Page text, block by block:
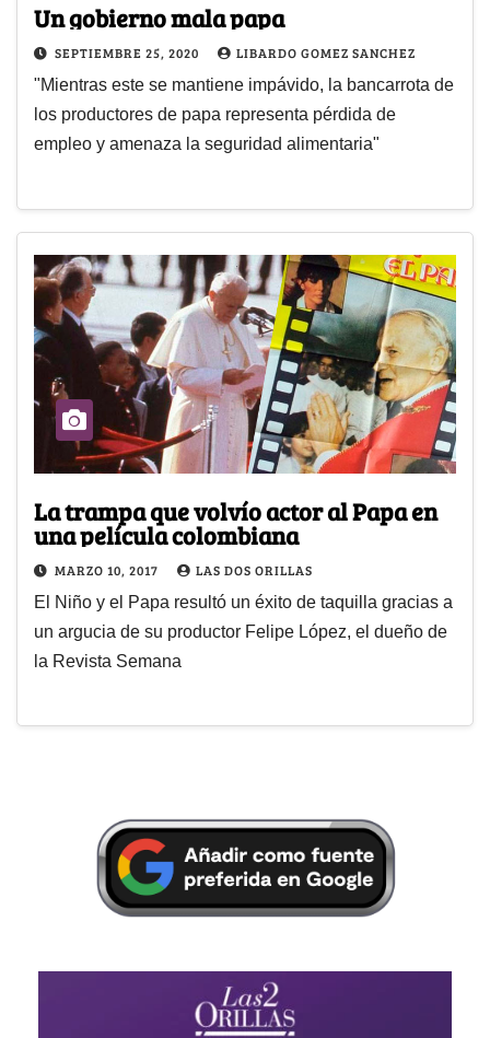
Un gobierno mala papa
SEPTIEMBRE 25, 2020 LIBARDO GOMEZ SANCHEZ
"Mientras este se mantiene impávido, la bancarrota de
los productores de papa representa pérdida de
empleo y amenaza la seguridad alimentaria"
La trampa que volvío actor al Papa en
una película colombiana
MARZO 10, 2017 LAS DOS ORILLAS
El Niño y el Papa resultó un éxito de taquilla gracias a
un argucia de su productor Felipe López, el dueño de
la Revista Semana